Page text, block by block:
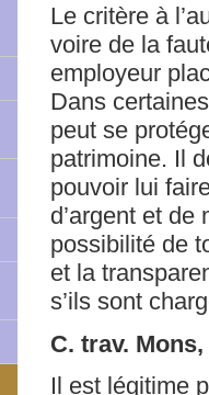
Le critère à
voire de la
employeur
Dans
peut se
patrimoine. Il
pouvoir lui
d’argent et de
possibilité de
et la
s’ils sont
C. trav.
Il est légitime